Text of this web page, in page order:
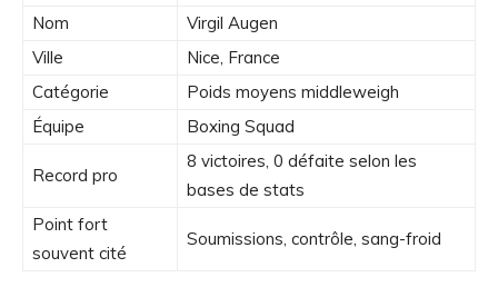
Nom
Virgil Augen
Ville
Nice, France
Catégorie
Poids moyens middleweigh
Équipe
Boxing Squad
Record pro
8 victoires, 0 défaite selon les
bases de stats
Point fort
souvent cité
Soumissions, contrôle, sang-froid